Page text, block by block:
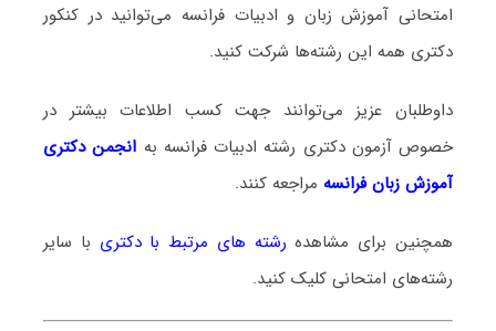
امتحانی آموزش زبان و ادبیات فرانسه می‌توانید در کنکور
دکتری همه این رشته‌ها شرکت کنید.
داوطلبان عزیز می‌توانند جهت کسب اطلاعات بیشتر در
خصوص آزمون دکتری رشته ادبیات فرانسه به انجمن دکتری
آموزش زبان فرانسه مراجعه کنند.
همچنین برای مشاهده رشته های مرتبط با دکتری با سایر
رشته‌های امتحانی کلیک کنید.